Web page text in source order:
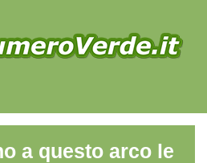
a questo arco le